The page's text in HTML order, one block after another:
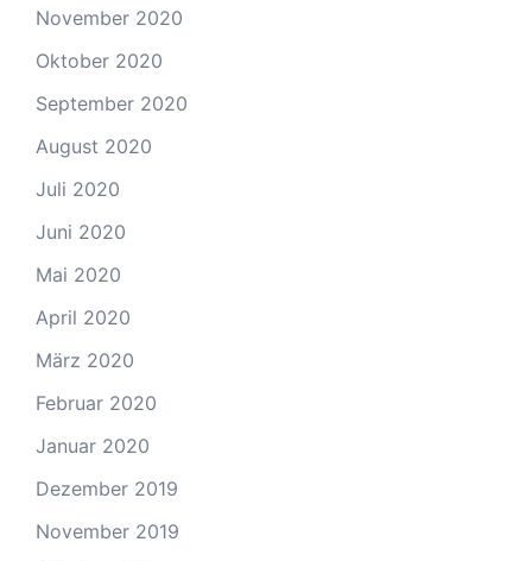
November 2020
Oktober 2020
September 2020
August 2020
Juli 2020
Juni 2020
Mai 2020
April 2020
März 2020
Februar 2020
Januar 2020
Dezember 2019
November 2019